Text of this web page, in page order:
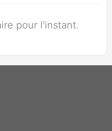
pour l'instant.